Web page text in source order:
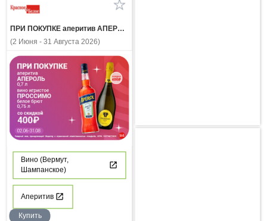
ПРИ ПОКУПКЕ аперитив АПЕРОЛЬ 0.7л вино игристое ПРОССИМО белое брют 0.75л со скидкой 400 рублей
(2 Июня - 31 Августа 2026)
Вино (Вермут,
Шампанское)
Аперитив
Купить